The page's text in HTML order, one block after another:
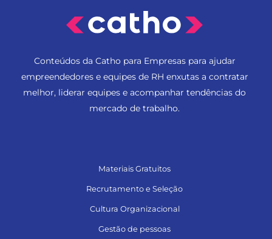
Conteúdos da Catho para Empresas para ajudar
empreendedores e equipes de RH enxutas a contratar
melhor, liderar equipes e acompanhar tendências do
mercado de trabalho.
Materiais Gratuitos
Recrutamento e Seleção
Cultura Organizacional
Gestão de pessoas